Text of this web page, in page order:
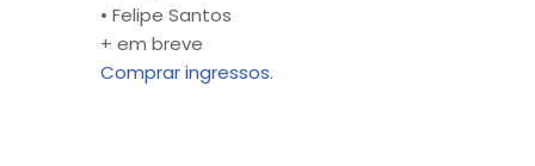
• Felipe Santos
+ em breve
Comprar ingressos.